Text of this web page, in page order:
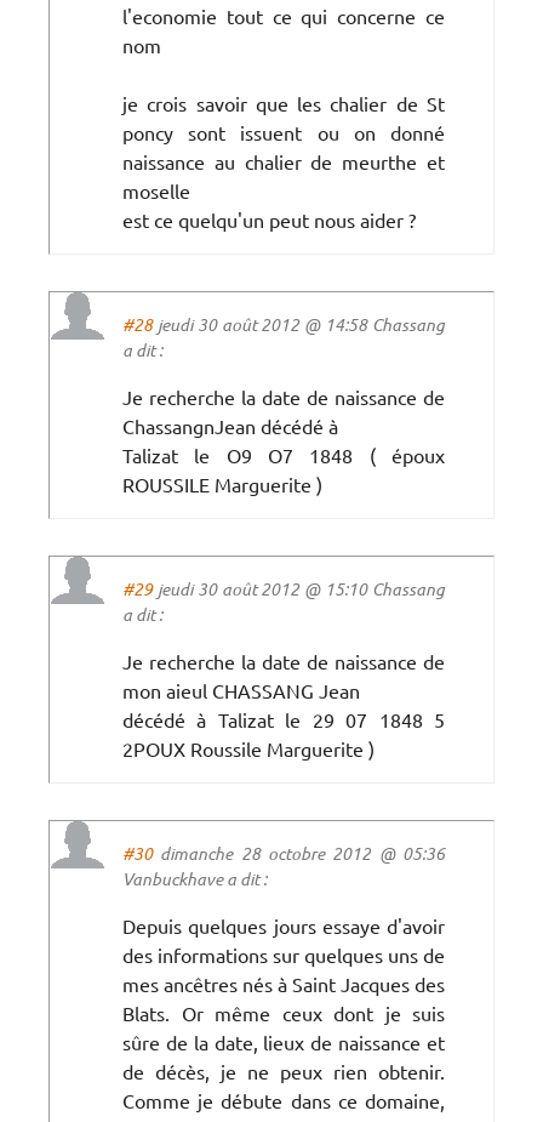
l'economie tout ce qui concerne ce
nom
je crois savoir que les chalier de St
poncy sont issuent ou on donné
naissance au chalier de meurthe et
moselle
est ce quelqu'un peut nous aider ?
#28jeudi 30 août 2012 @ 14:58 Chassang
a dit :
Je recherche la date de naissance de
ChassangnJean décédé à
Talizat le O9 O7 1848 ( époux
ROUSSILE Marguerite )
#29jeudi 30 août 2012 @ 15:10 Chassang
a dit :
Je recherche la date de naissance de
mon aieul CHASSANG Jean
décédé à Talizat le 29 07 1848 5
2POUX Roussile Marguerite )
#30dimanche 28 octobre 2012 @ 05:36
Vanbuckhave a dit :
Depuis quelques jours essaye d'avoir
des informations sur quelques uns de
mes ancêtres nés à Saint Jacques des
Blats. Or même ceux dont je suis
sûre de la date, lieux de naissance et
de décès, je ne peux rien obtenir.
Comme je débute dans ce domaine,